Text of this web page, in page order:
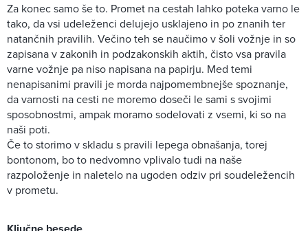
Za konec samo še to. Promet na cestah lahko poteka varno le
tako, da vsi udeleženci delujejo usklajeno in po znanih ter
natančnih pravilih. Večino teh se naučimo v šoli vožnje in so
zapisana v zakonih in podzakonskih aktih, čisto vsa pravila
varne vožnje pa niso napisana na papirju. Med temi
nenapisanimi pravili je morda najpomembnejše spoznanje,
da varnosti na cesti ne moremo doseči le sami s svojimi
sposobnostmi, ampak moramo sodelovati z vsemi, ki so na
naši poti.
Če to storimo v skladu s pravili lepega obnašanja, torej
bontonom, bo to nedvomno vplivalo tudi na naše
razpoloženje in naletelo na ugoden odziv pri soudeležencih
v prometu.